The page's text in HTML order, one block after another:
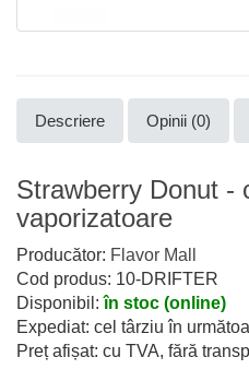
Descriere Opinii (0)
Strawberry Donut -
vaporizatoare
Producător: Flavor Mall
Cod produs: 10-DRIFTER
Disponibil:în stoc (online)
Expediat: cel târziu în
Preț afișat: cu TVA, fără